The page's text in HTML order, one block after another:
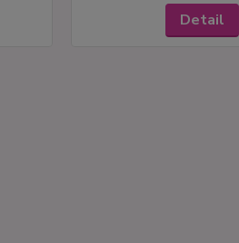
Detail